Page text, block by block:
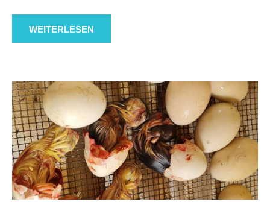
WEITERLESEN